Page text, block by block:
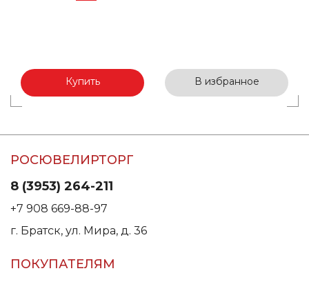
Купить В избранное
РОСЮВЕЛИРТОРГ
8 (3953) 264-211
+7 908 669-88-97
г. Братск, ул. Мира, д. 36
ПОКУПАТЕЛЯМ